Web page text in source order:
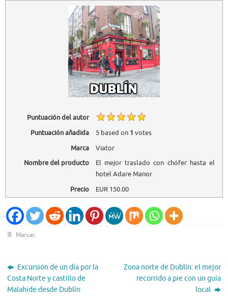
Puntuación del autor
Puntuación añadida
5based on 1 votes
Marca
Viator
Nombre del producto
El mejor traslado con chófer hasta el
hotel Adare Manor
Precio
EUR150.00
Marcar.
Excursión de un día por la
Costa Norte y castillo de
Malahide desde Dublín
Zona norte de Dublín: el mejor
recorrido a pie con un guía
local